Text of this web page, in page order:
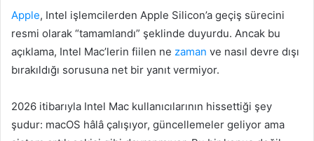
Apple, Intel işlemcilerden Apple Silicon’a geçiş sürecini
resmi olarak “tamamlandı” şeklinde duyurdu. Ancak bu
açıklama, Intel Mac’lerin fiilen ne zaman ve nasıl devre dışı
bırakıldığı sorusuna net bir yanıt vermiyor.
2026 itibarıyla Intel Mac kullanıcılarının hissettiği şey
şudur: macOS hâlâ çalışıyor, güncellemeler geliyor ama